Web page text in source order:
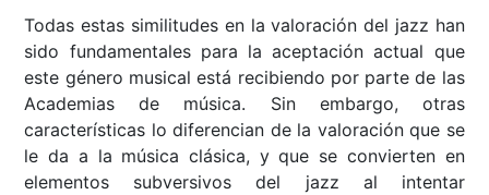
Todas estas similitudes en la valoración del jazz han
sido fundamentales para la aceptación actual que
este género musical está recibiendo por parte de las
Academias de música. Sin embargo, otras
características lo diferencian de la valoración que se
le da a la música clásica, y que se convierten en
elementos subversivos del jazz al intentar